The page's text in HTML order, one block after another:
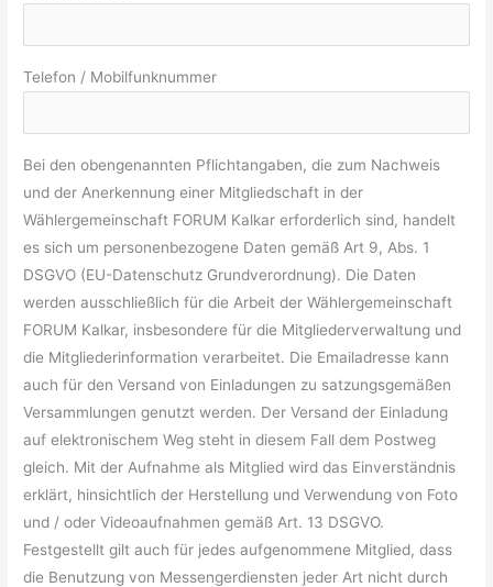
Telefon / Mobilfunknummer
Bei den obengenannten Pflichtangaben, die zum Nachweis
und der Anerkennung einer Mitgliedschaft in der
Wählergemeinschaft FORUM Kalkar erforderlich sind, handelt
es sich um personenbezogene Daten gemäß Art 9, Abs. 1
DSGVO (EU-Datenschutz Grundverordnung). Die Daten
werden ausschließlich für die Arbeit der Wählergemeinschaft
FORUM Kalkar, insbesondere für die Mitgliederverwaltung und
die Mitgliederinformation verarbeitet. Die Emailadresse kann
auch für den Versand von Einladungen zu satzungsgemäßen
Versammlungen genutzt werden. Der Versand der Einladung
auf elektronischem Weg steht in diesem Fall dem Postweg
gleich. Mit der Aufnahme als Mitglied wird das Einverständnis
erklärt, hinsichtlich der Herstellung und Verwendung von Foto
und / oder Videoaufnahmen gemäß Art. 13 DSGVO.
Festgestellt gilt auch für jedes aufgenommene Mitglied, dass
die Benutzung von Messengerdiensten jeder Art nicht durch